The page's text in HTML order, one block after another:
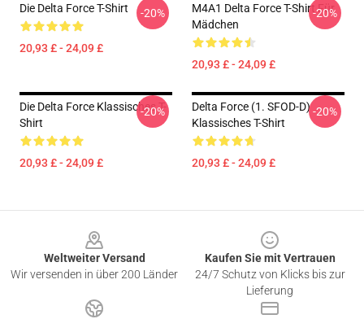
Die Delta Force T-Shirt
20,93 £ - 24,09 £
-20%
M4A1 Delta Force T-Shirt Für
Mädchen
20,93 £ - 24,09 £
-20%
Die Delta Force Klassisches T-
Shirt
20,93 £ - 24,09 £
-20%
Delta Force (1. SFOD-D)
Klassisches T-Shirt
20,93 £ - 24,09 £
-20%
Weltweiter Versand
Wir versenden in über 200 Länder
Kaufen Sie mit Vertrauen
24/7 Schutz von Klicks bis zur
Lieferung